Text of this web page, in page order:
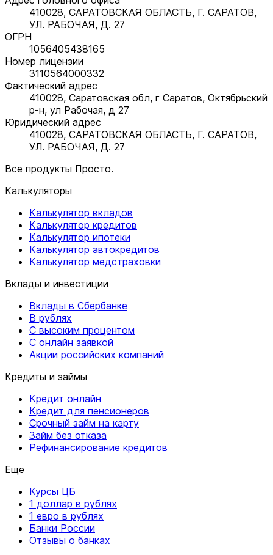
410028, САРАТОВСКАЯ ОБЛАСТЬ, Г. САРАТОВ,
УЛ. РАБОЧАЯ, Д. 27
ОГРН
1056405438165
Номер лицензии
3110564000332
Фактический адрес
410028, Саратовская обл, г Саратов, Октябрьский
р-н, ул Рабочая, д 27
Юридический адрес
410028, САРАТОВСКАЯ ОБЛАСТЬ, Г. САРАТОВ,
УЛ. РАБОЧАЯ, Д. 27
Все продукты Просто.
Калькуляторы
Калькулятор вкладов
Калькулятор кредитов
Калькулятор ипотеки
Калькулятор автокредитов
Калькулятор медстраховки
Вклады и инвестиции
Вклады в Сбербанке
В рублях
С высоким процентом
С онлайн заявкой
Акции российских компаний
Кредиты и займы
Кредит онлайн
Кредит для пенсионеров
Срочный займ на карту
Займ без отказа
Рефинансирование кредитов
Еще
Курсы ЦБ
1 доллар в рублях
1 евро в рублях
Банки России
Отзывы о банках